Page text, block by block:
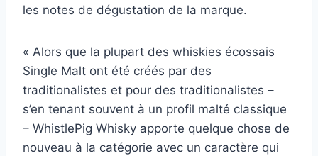
les notes de dégustation de la marque.
« Alors que la plupart des whiskies écossais
Single Malt ont été créés par des
traditionalistes et pour des traditionalistes –
s’en tenant souvent à un profil malté classique
– WhistlePig Whisky apporte quelque chose de
nouveau à la catégorie avec un caractère qui